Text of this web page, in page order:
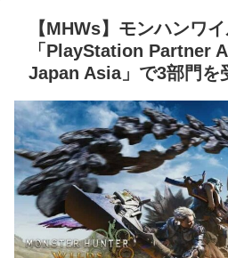
【MHWs】モンハンワ
「PlayStation Partner
Japan Asia」で3部門を